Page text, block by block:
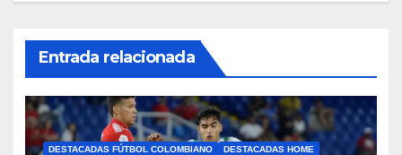
Entrada relacionada
DESTACADAS FÚTBOL COLOMBIANO
DESTACADAS HOME